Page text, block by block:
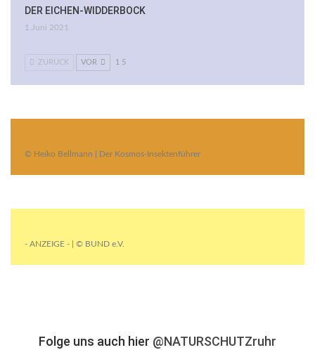
DER EICHEN-WIDDERBOCK
1.Juni 2021
ZURÜCK VOR 1 5
© Heiko Bellmann | Der Kosmos-Insektenführer
- ANZEIGE - | © BUND e.V.
Folge uns auch hier @NATURSCHUTZruhr